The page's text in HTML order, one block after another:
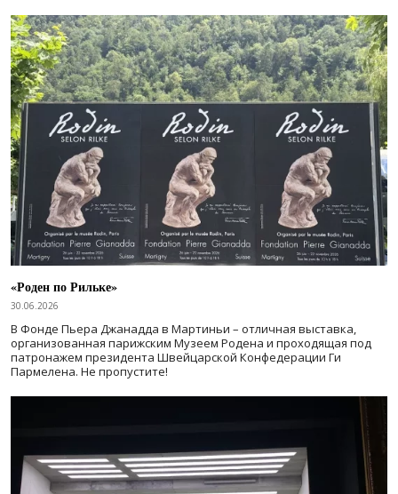
«Роден по Рильке»
30.06.2026
В Фонде Пьера Джанадда в Мартиньи – отличная выставка,
организованная парижским Музеем Родена и проходящая под
патронажем президента Швейцарской Конфедерации Ги
Пармелена. Не пропустите!